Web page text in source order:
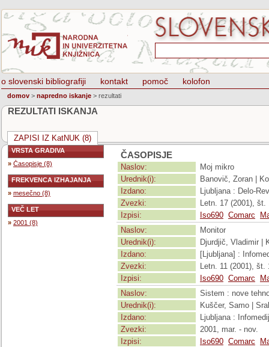
o slovenski bibliografiji kontakt pomoč kolofon
domov > napredno iskanje > rezultati
REZULTATI ISKANJA
ZAPISI IZ KatNUK (8)
VRSTA GRADIVA
» Časopisje (8)
FREKVENCA IZHAJANJA
» mesečno (8)
VEČ LET
» 2001 (8)
ČASOPISJE
Naslov:
Moj mikro
Urednik(i):
Banovič, Zoran |
Izdano:
Ljubljana : Delo-
Zvezki:
Letn. 17 (2001), št.
Izpisi:
Iso690 Comarc
Naslov:
Monitor
Urednik(i):
Djurdjič, Vladimir |
Izdano:
[Ljubljana] :
Zvezki:
Letn. 11 (2001), št.
Izpisi:
Iso690 Comarc
Naslov:
Sistem : nove
Urednik(i):
Kuščer, Samo |
Izdano:
Ljubljana :
Zvezki:
2001, mar. - nov.
Izpisi:
Iso690 Comarc